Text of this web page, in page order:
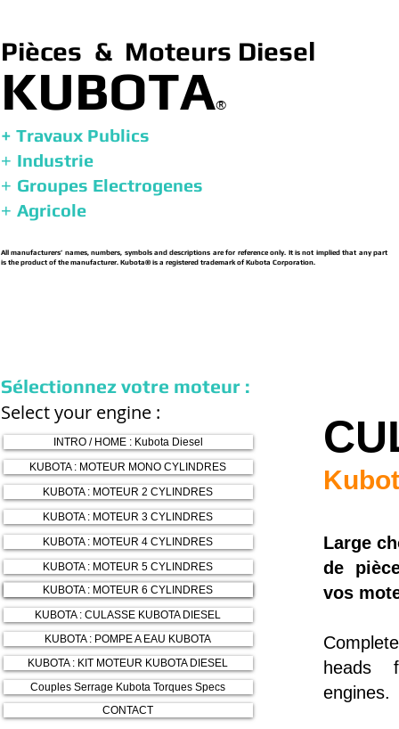
Pièces & Moteurs Diesel
KUBOTA®
+ Travaux Publics
+ Industrie
+ Groupes Electrogenes
+ Agricole
All manufacturers’ names, numbers, symbols and descriptions are for reference only. It is not implied that any part
is the product of the manufacturer. Kubota® is a registered trademark of Kubota Corporation.
KUBOTA : MOTEUR 6 CYLINDRES
Large
de
vos
heads
engines.
KUBOTA : MOTEUR 3 CYLINDRES
KUBOTA : MOTEUR 5 CYLINDRES
KUBOTA : CULASSE KUBOTA DIESEL
Couples Serrage Kubota Torques Specs
CONTACT
KUBOTA : MOTEUR MONO CYLINDRES
INTRO / HOME : Kubota Diesel
KUBOTA : MOTEUR 2 CYLINDRES
KUBOTA : MOTEUR 4 CYLINDRES
KUBOTA : POMPE A EAU KUBOTA
KUBOTA : KIT MOTEUR KUBOTA DIESEL
Sélectionnez votre moteur :
Select your engine :
KUBOTA : MOTEUR 6 CYLINDRES